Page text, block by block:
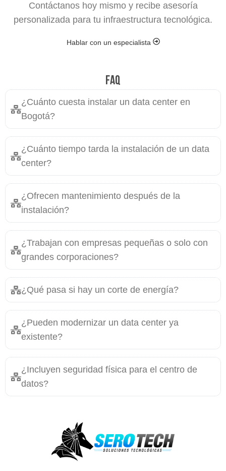
Contáctanos hoy mismo y recibe asesoría
personalizada para tu infraestructura tecnológica.
Hablar con un especialista
FAQ
¿Cuánto cuesta instalar un data center en
Bogotá?
¿Cuánto tiempo tarda la instalación de un data
center?
¿Ofrecen mantenimiento después de la
instalación?
¿Trabajan con empresas pequeñas o solo con
grandes corporaciones?
¿Qué pasa si hay un corte de energía?
¿Pueden modernizar un data center ya
existente?
¿Incluyen seguridad física para el centro de
datos?